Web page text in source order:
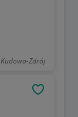
Kudowa-Zdrój